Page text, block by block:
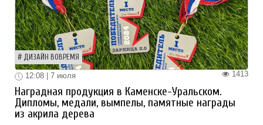
ДИЗАЙН ВОВРЕМЯ
1413
12:08 | 7 июля
Наградная продукция в Каменске-Уральском.
Дипломы, медали, вымпелы, памятные награды
из акрила дерева